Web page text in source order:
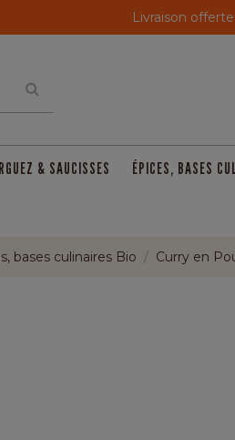
Livraison offerte
& SAUCISSES ÉPICES, BASES
bases culinaires Bio Curry en